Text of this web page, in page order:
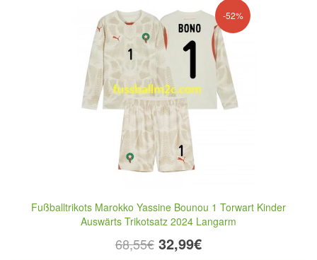
-52%
Fußballtrikots Marokko Yassine Bounou 1 Torwart Kinder
Auswärts Trikotsatz 2024 Langarm
68,55€ 32,99€